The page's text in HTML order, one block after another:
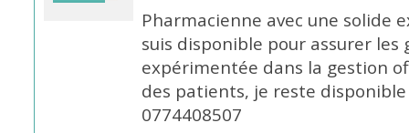
Pharmacienne avec une solide
suis disponible pour assurer les
expérimentée dans la gestion
des patients, je reste
0774408507